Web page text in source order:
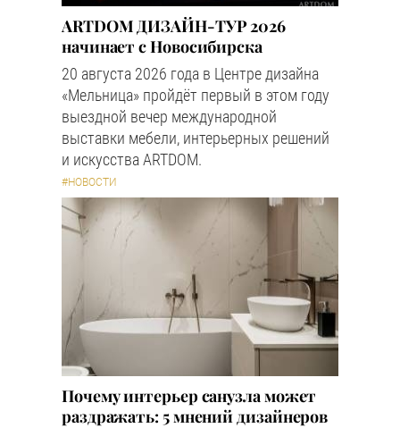
ARTDOM ДИЗАЙН-ТУР 2026
начинает с Новосибирска
20 августа 2026 года в Центре дизайна
«Мельница» пройдёт первый в этом году
выездной вечер международной
выставки мебели, интерьерных решений
и искусства ARTDOM.
#НОВОСТИ
Почему интерьер санузла может
раздражать: 5 мнений дизайнеров